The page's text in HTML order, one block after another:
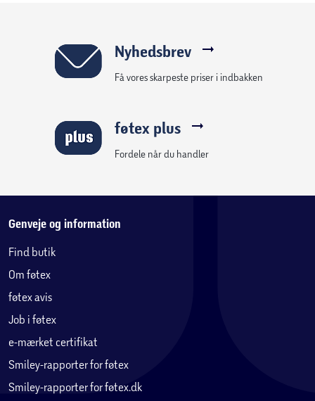
Nyhedsbrev
Få vores skarpeste priser i indbakken
føtex plus
Fordele når du handler
Genveje og information
Find butik
Om føtex
føtex avis
Job i føtex
e-mærket certifikat
Smiley-rapporter for føtex
Smiley-rapporter for føtex.dk